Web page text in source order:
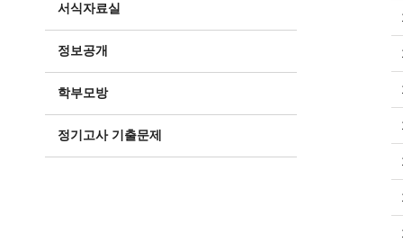
서식자료실
정보공개
학부모방
정기고사 기출문제